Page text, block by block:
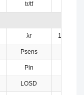
tr/tf
λr 1260
Psens
Pin
LOSD